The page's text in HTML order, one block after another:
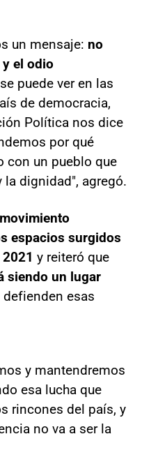
un mensaje: no
el odio
puede ver en las
de democracia,
Política nos dice
por qué
con un pueblo que
dignidad", agregó.
espacios surgidos
y reiteró que
siendo un lugar
defienden esas
y mantendremos
esa lucha que
rincones del país, y
no va a ser la